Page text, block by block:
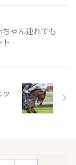
ゃん連れでも